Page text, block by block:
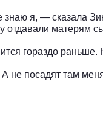
я, — сказала
отдавали матерям
гораздо раньше.
не посадят там